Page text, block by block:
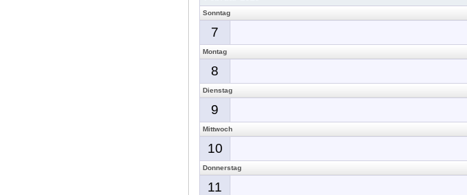
Sonntag
7
Montag
8
Dienstag
9
Mittwoch
10
Donnerstag
11